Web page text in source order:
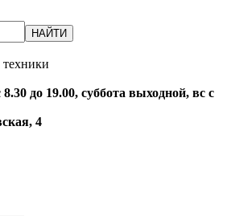
НАЙТИ
до 19.00, суббота выходной, вс с
4